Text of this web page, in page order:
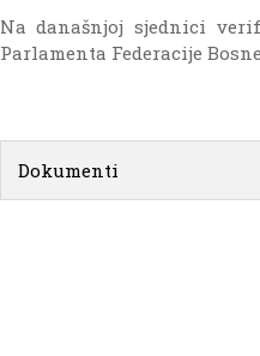
Na današnjoj sjednici
Parlamenta Federacije
Dokumenti